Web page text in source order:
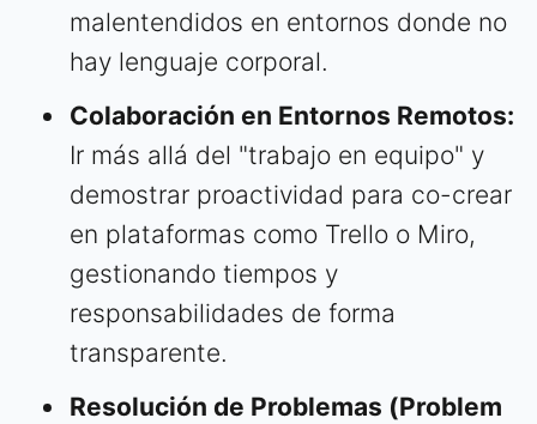
malentendidos en entornos donde no
hay lenguaje corporal.
Colaboración en Entornos Remotos:
Ir más allá del "trabajo en equipo" y
demostrar proactividad para co-crear
en plataformas como Trello o Miro,
gestionando tiempos y
responsabilidades de forma
transparente.
Resolución de Problemas (Problem